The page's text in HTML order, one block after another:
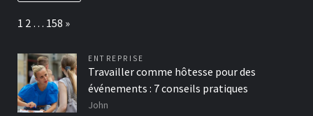
Page:
1 2 … 158 Next
»
ENTREPRISE
Travailler comme hôtesse pour des
événements : 7 conseils pratiques
John